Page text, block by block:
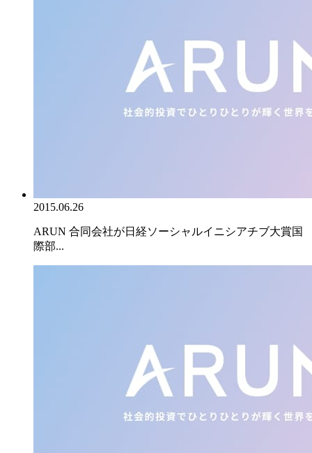
2015.06.26
ARUN 合同会社が日経ソーシャルイニシアチブ大賞国
際部...